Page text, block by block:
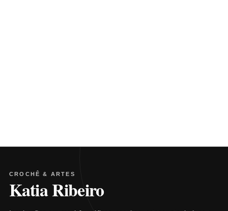
CROCHÊ & ARTES
Katia Ribeiro